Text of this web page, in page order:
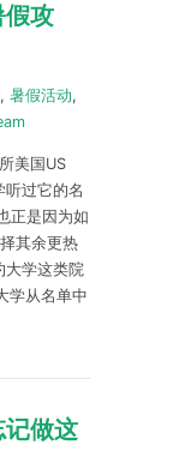
假攻
, 暑假活动,
美国US
过它的名
正是因为如
其余更热
学这类院
学从名单中
记做这